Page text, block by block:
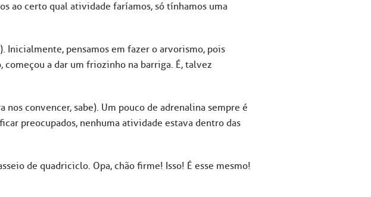
ao certo qual atividade faríamos, só tínhamos uma
pensamos em fazer o arvorismo, pois
a dar um friozinho na barriga. É, talvez
convencer, sabe). Um pouco de adrenalina sempre é
preocupados, nenhuma atividade estava dentro das
de quadriciclo. Opa, chão firme! Isso! É esse mesmo!